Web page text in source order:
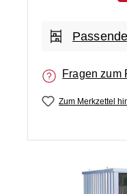
Fragen zum
Zum Merkzettel